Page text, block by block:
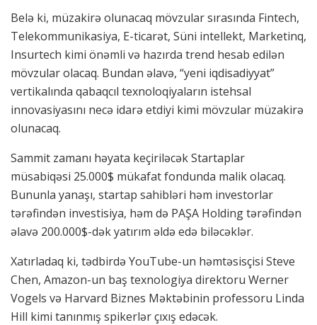
Belə ki, müzakirə olunacaq mövzular sırasında Fintech,
Telekommunikasiya, E-ticarət, Süni intellekt, Marketinq,
Insurtech kimi önəmli və hazırda trend hesab edilən
mövzular olacaq. Bundan əlavə, “yeni iqdisadiyyat”
vertikalında qabaqcıl texnoloqiyaların istehsal
innovasiyasını necə idarə etdiyi kimi mövzular müzakirə
olunacaq.
Sammit zamanı həyata keçiriləcək Startaplar
müsabiqəsi 25.000$ mükafat fondunda malik olacaq.
Bununla yanaşı, startap sahibləri həm investorlar
tərəfindən investisiya, həm də PAŞA Holding tərəfindən
əlavə 200.000$-dək yatırım əldə edə biləcəklər.
Xatırladaq ki, tədbirdə YouTube-un həmtəsisçisi Steve
Chen, Amazon-un baş texnologiya direktoru Werner
Vogels və Harvard Biznes Məktəbinin professoru Linda
Hill kimi tanınmış spikerlər çıxış edəcək.